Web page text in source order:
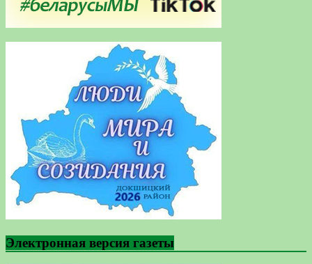
Электронная версия газеты